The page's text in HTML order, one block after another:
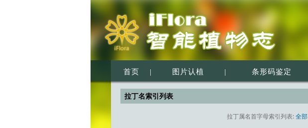
首页 | 图片认植 | 条形码鉴定
拉丁名索引列表
拉丁属名首字母索引列表:全部